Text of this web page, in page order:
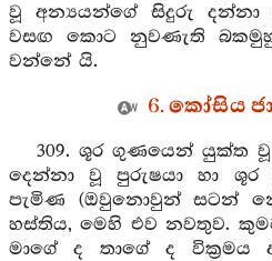
වූ අන්‍යයන්ගේ සිදුරු දන්නා
වසඟ කොට නුවණැති
වන්නේ යි.
6. කෝසිය
309. ශූර ගුණයෙන් යුක්ත
දෙන්නා වූ පුරුෂයා හා
පැමිණ (ඔවුනොවුන් සටන්
හස්තිය, මෙහි එව නවතුව.
මාගේ ද තාගේ ද වික්‍රමය